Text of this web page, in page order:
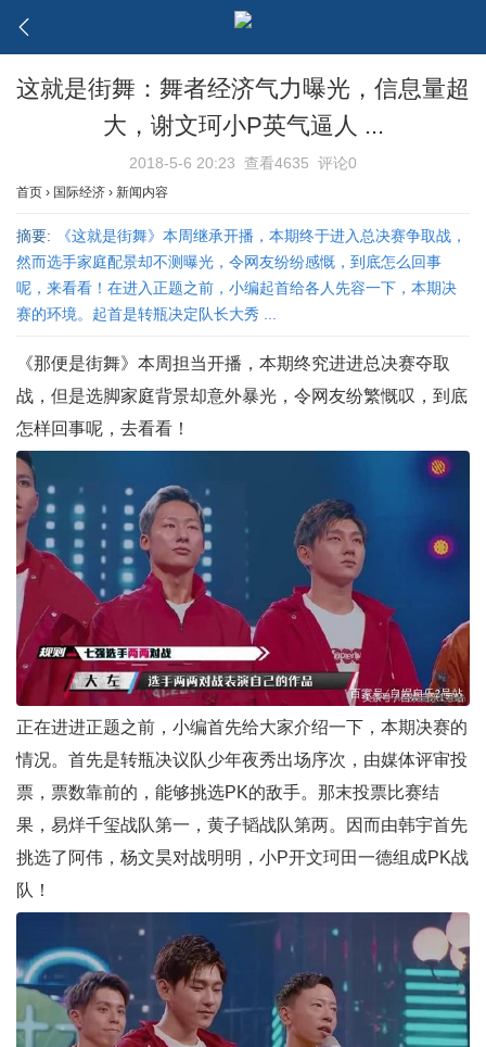
这就是街舞：舞者经济气力曝光，信息量超
大，谢文珂小P英气逼人 ...
2018-5-6 20:23 查看4635 评论0
首页 › 国际经济 › 新闻内容
摘要:
《这就是街舞》本周继承开播，本期终于进入总决赛争取战，
然而选手家庭配景却不测曝光，令网友纷纷感慨，到底怎么回事
呢，来看看！在进入正题之前，小编起首给各人先容一下，本期决
赛的环境。起首是转瓶决定队长大秀 ...
《那便是街舞》本周担当开播，本期终究进进总决赛夺取
战，但是选脚家庭背景却意外暴光，令网友纷繁慨叹，到底
怎样回事呢，去看看！
正在进进正题之前，小编首先给大家介绍一下，本期决赛的
情况。首先是转瓶决议队少年夜秀出场序次，由媒体评审投
票，票数靠前的，能够挑选PK的敌手。那末投票比赛结
果，易烊千玺战队第一，黄子韬战队第两。因而由韩宇首先
挑选了阿伟，杨文昊对战明明，小P开文珂田一德组成PK战
队！